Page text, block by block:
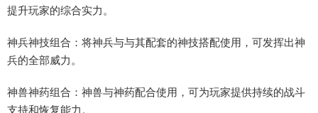
提升玩家的综合实力。
神兵神技组合：将神兵与与其配套的神技搭配使用，可发挥出神
兵的全部威力。
神兽神药组合：神兽与神药配合使用，可为玩家提供持续的战斗
支持和恢复能力。